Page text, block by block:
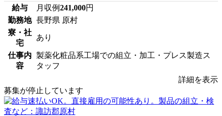
給与 月収例241,000円
勤務地 長野県 原村
寮・社
宅
あり
仕事内
容
製薬化粧品系工場での組立・加工・プレス製造ス
タッフ
詳細を表示
募集が停止しています